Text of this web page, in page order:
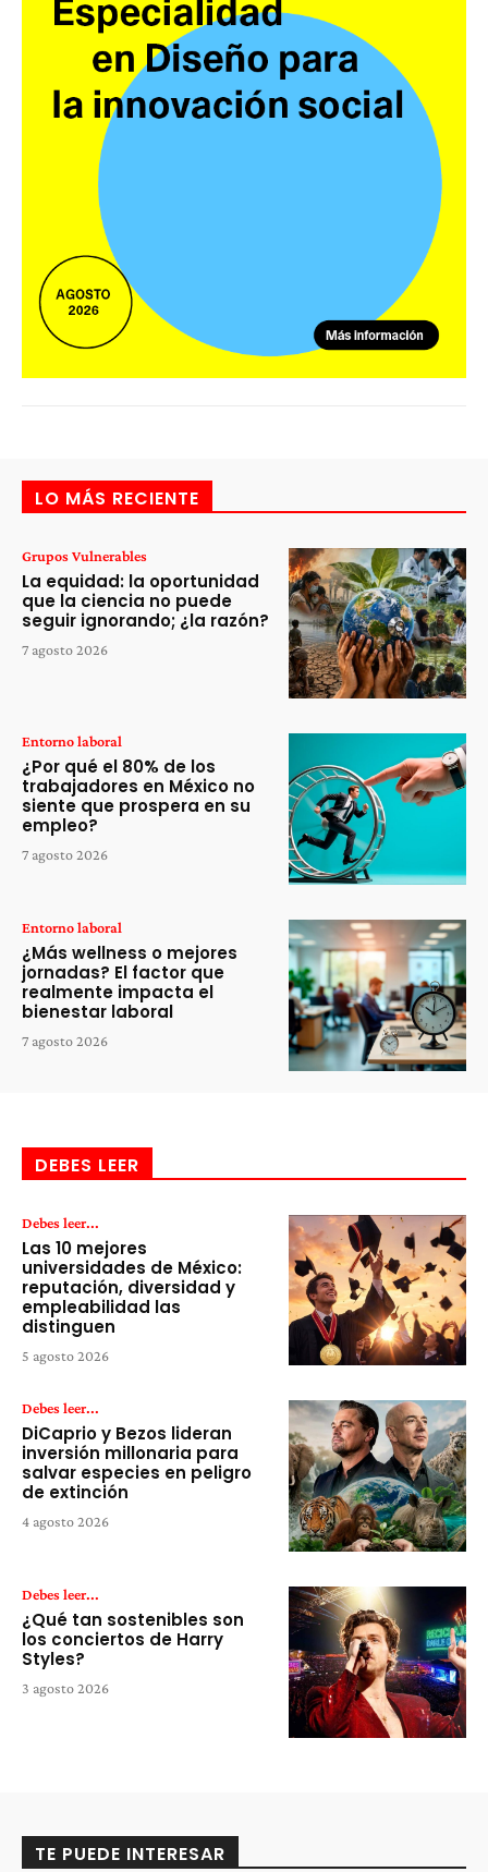
LO MÁS RECIENTE
Grupos Vulnerables
La equidad: la oportunidad
que la ciencia no puede
seguir ignorando; ¿la razón?
7 agosto 2026
Entorno laboral
¿Por qué el 80% de los
trabajadores en México no
siente que prospera en su
empleo?
7 agosto 2026
Entorno laboral
¿Más wellness o mejores
jornadas? El factor que
realmente impacta el
bienestar laboral
7 agosto 2026
DEBES LEER
Debes leer...
Las 10 mejores
universidades de México:
reputación, diversidad y
empleabilidad las
distinguen
5 agosto 2026
Debes leer...
DiCaprio y Bezos lideran
inversión millonaria para
salvar especies en peligro
de extinción
4 agosto 2026
Debes leer...
¿Qué tan sostenibles son
los conciertos de Harry
Styles?
3 agosto 2026
TE PUEDE INTERESAR